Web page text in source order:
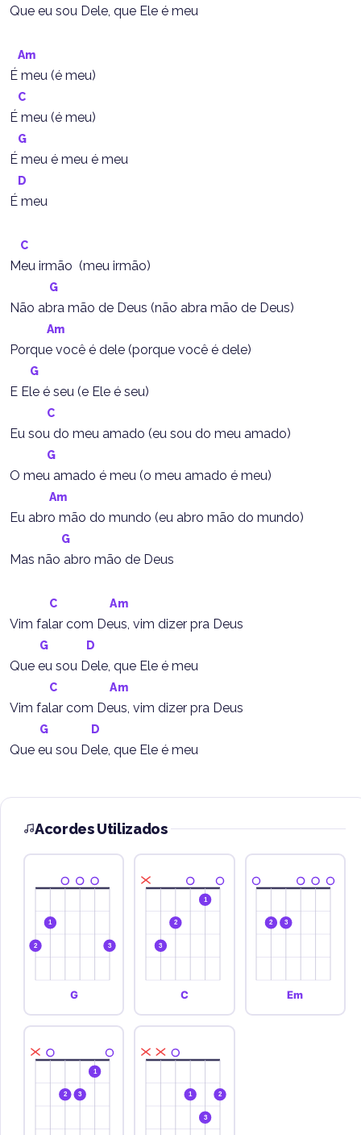
Que eu sou Dele, que Ele é meu
Am
É meu (é meu)
C
É meu (é meu)
G
É meu é meu é meu
D
É meu
C
Meu irmão  (meu irmão)
G
Não abra mão de Deus (não abra mão de Deus)
Am
Porque você é dele (porque você é dele)
G
E Ele é seu (e Ele é seu)
C
Eu sou do meu amado (eu sou do meu amado)
G
O meu amado é meu (o meu amado é meu)
Am
Eu abro mão do mundo (eu abro mão do mundo)
G
Mas não abro mão de Deus
C Am
Vim falar com Deus, vim dizer pra Deus
G D
Que eu sou Dele, que Ele é meu
C Am
Vim falar com Deus, vim dizer pra Deus
G D
Que eu sou Dele, que Ele é meu
Acordes Utilizados
2
1
3
G
3
2
1
C
2 3
Em
2 3
1
1
3
2